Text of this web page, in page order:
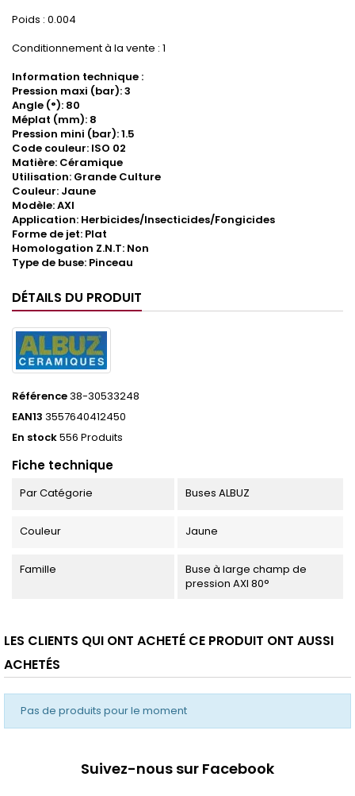
Poids : 0.004
Conditionnement à la vente : 1
Information technique :
Pression maxi (bar): 3
Angle (°): 80
Méplat (mm): 8
Pression mini (bar): 1.5
Code couleur: ISO 02
Matière: Céramique
Utilisation: Grande Culture
Couleur: Jaune
Modèle: AXI
Application: Herbicides/Insecticides/Fongicides
Forme de jet: Plat
Homologation Z.N.T: Non
Type de buse: Pinceau
DÉTAILS DU PRODUIT
Référence38-30533248
EAN13 3557640412450
En stock556 Produits
Fiche technique
Par Catégorie Buses ALBUZ
Couleur Jaune
Famille
Buse à large champ de
pression AXI 80°
LES CLIENTS QUI ONT ACHETÉ CE PRODUIT ONT AUSSI
ACHETÉS
Pas de produits pour le moment
Suivez-nous sur Facebook